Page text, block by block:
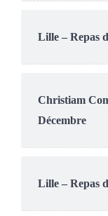
Lille – Repas
Christiam
Décembre
Lille – Repas